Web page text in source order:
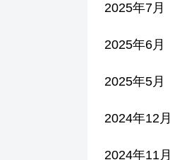
2025年7月
2025年6月
2025年5月
2024年12月
2024年11月